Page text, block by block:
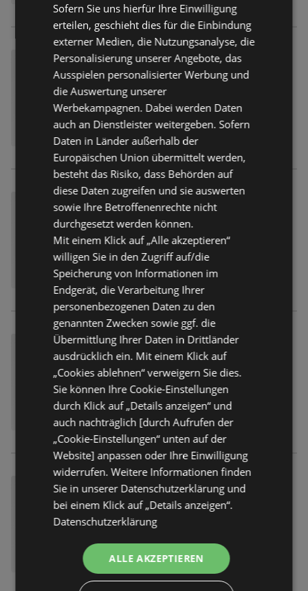
Sofern Sie uns hierfür Ihre Einwilligung
erteilen, geschieht dies für die Einbindung
externer Medien, die Nutzungsanalyse, die
Personalisierung unserer Angebote, das
Ausspielen personalisierter Werbung und
die Auswertung unserer
Werbekampagnen. Dabei werden Daten
auch an Dienstleister weitergeben. Sofern
Daten in Länder außerhalb der
Europäischen Union übermittelt werden,
besteht das Risiko, dass Behörden auf
diese Daten zugreifen und sie auswerten
sowie Ihre Betroffenenrechte nicht
durchgesetzt werden können.
Mit einem Klick auf „Alle akzeptieren“
willigen Sie in den Zugriff auf/die
Speicherung von Informationen im
Endgerät, die Verarbeitung Ihrer
personenbezogenen Daten zu den
genannten Zwecken sowie ggf. die
Übermittlung Ihrer Daten in Drittländer
ausdrücklich ein. Mit einem Klick auf
„Cookies ablehnen“ verweigern Sie dies.
Sie können Ihre Cookie-Einstellungen
durch Klick auf „Details anzeigen“ und
auch nachträglich [durch Aufrufen der
„Cookie-Einstellungen“ unten auf der
Website] anpassen oder Ihre Einwilligung
widerrufen. Weitere Informationen finden
Sie in unserer Datenschutzerklärung und
bei einem Klick auf „Details anzeigen“.
Datenschutzerklärung
ALLE AKZEPTIEREN